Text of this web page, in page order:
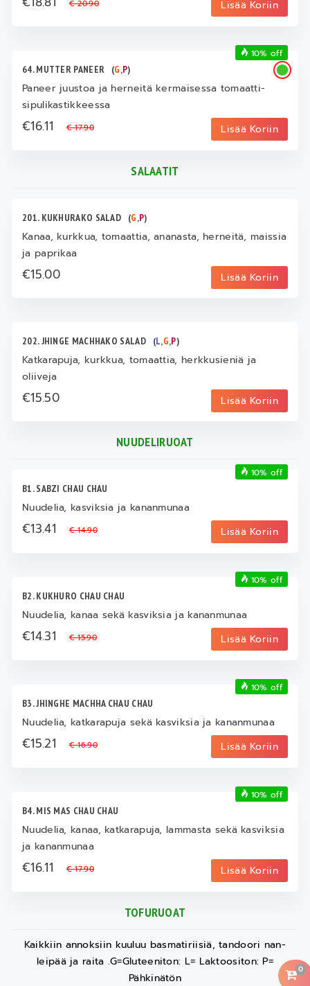
0
€ 20.90 Lisää Koriin
64. MUTTER PANEER (G,P)
Paneer juustoa ja herneitä kermaisessa tomaatti-
sipulikastikkeessa
€16.11€ 17.90 Lisää Koriin
10% off
SALAATIT
201. KUKHURAKO SALAD (G,P)
Kanaa, kurkkua, tomaattia, ananasta, herneitä, maissia
ja paprikaa
€15.00 Lisää Koriin
202. JHINGE MACHHAKO SALAD (L,G,P)
Katkarapuja, kurkkua, tomaattia, herkkusieniä ja
oliiveja
€15.50 Lisää Koriin
NUUDELIRUOAT
B1. SABZI CHAU CHAU
Nuudelia, kasviksia ja kananmunaa
€13.41€ 14.90 Lisää Koriin
10% off
B2. KUKHURO CHAU CHAU
Nuudelia, kanaa sekä kasviksia ja kananmunaa
€14.31€ 15.90 Lisää Koriin
10% off
B3. JHINGHE MACHHA CHAU CHAU
Nuudelia, katkarapuja sekä kasviksia ja kananmunaa
€15.21€ 16.90 Lisää Koriin
10% off
B4. MIS MAS CHAU CHAU
Nuudelia, kanaa, katkarapuja, lammasta sekä kasviksia
ja kananmunaa
€16.11€ 17.90 Lisää Koriin
10% off
TOFURUOAT
Kaikkiin annoksiin kuuluu basmatiriisiä, tandoori nan-
leipää ja raita .G=Gluteeniton: L= Laktoositon: P=
Pähkinätön